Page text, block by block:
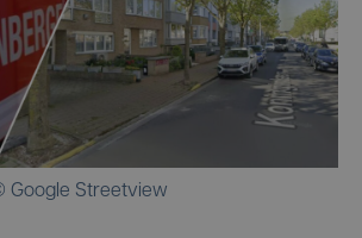
Google Streetview